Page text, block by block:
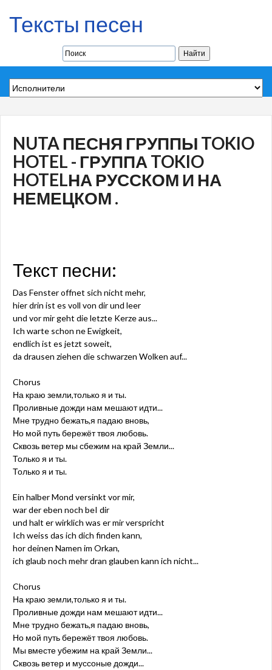
Тексты песен
NUTA ПЕСНЯ ГРУППЫ TOKIO
HOTEL - ГРУППА TOKIO
HOTELНА РУССКОМ И НА
НЕМЕЦКОМ .
Текст песни:
Das Fenster offnet sich nicht mehr,
hier drin ist es voll von dir und leer
und vor mir geht die letzte Kerze aus...
Ich warte schon ne Ewigkeit,
endlich ist es jetzt soweit,
da drausen ziehen die schwarzen Wolken auf...
Chorus
На краю земли,только я и ты.
Проливные дожди нам мешают идти...
Мне трудно бежать,я падаю вновь,
Но мой путь бережёт твоя любовь.
Сквозь ветер мы сбежим на край Земли...
Только я и ты.
Только я и ты.
Ein halber Mond versinkt vor mir,
war der eben noch beI dir
und halt er wirklich was er mir verspricht
Ich weiss das ich dich finden kann,
hor deinen Namen im Orkan,
ich glaub noch mehr dran glauben kann ich nicht...
Chorus
На краю земли,только я и ты.
Проливные дожди нам мешают идти...
Мне трудно бежать,я падаю вновь,
Но мой путь бережёт твоя любовь.
Мы вместе убежим на край Земли...
Сквозь ветер и муссоные дожди...